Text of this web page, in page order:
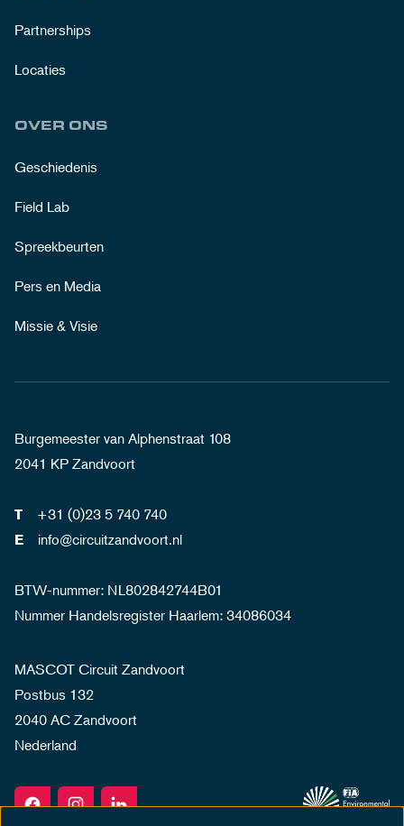
Partnerships
Locaties
OVER ONS
Geschiedenis
Field Lab
Spreekbeurten
Pers en Media
Missie & Visie
Burgemeester van Alphenstraat 108
2041 KP Zandvoort
T +31 (0)23 5 740 740
E info@circuitzandvoort.nl
BTW-nummer: NL802842744B01
Nummer Handelsregister Haarlem: 34086034
MASCOT Circuit Zandvoort
Postbus 132
2040 AC Zandvoort
Nederland